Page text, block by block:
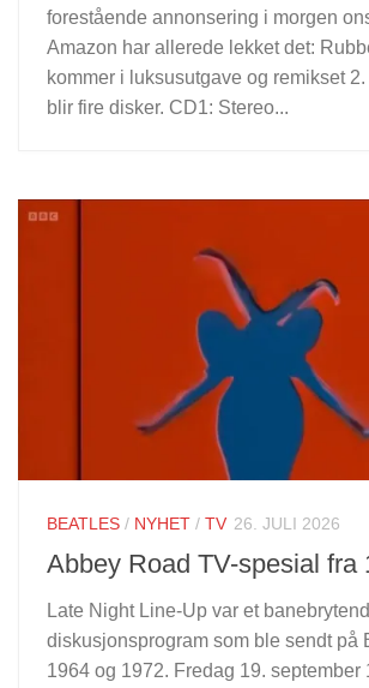
forestående annonsering i morgen
Amazon har allerede lekket det:
kommer i luksusutgave og remikset
blir fire disker. CD1: Stereo...
BEATLES / NYHET / TV 26. JULI 2026
Abbey Road TV-spesial fra
Late Night Line-Up var et
diskusjonsprogram som ble sendt på
1964 og 1972. Fredag ​​19. september